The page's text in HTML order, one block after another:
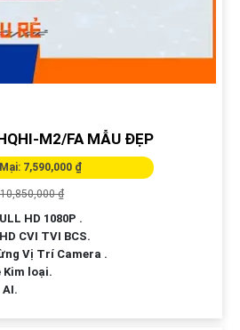
M2/FA MẪU ĐẸP
7,590,000 ₫
₫
HD 1080P .
CVI TVI BCS.
Vị Trí Camera .
Kim loại.
AI.